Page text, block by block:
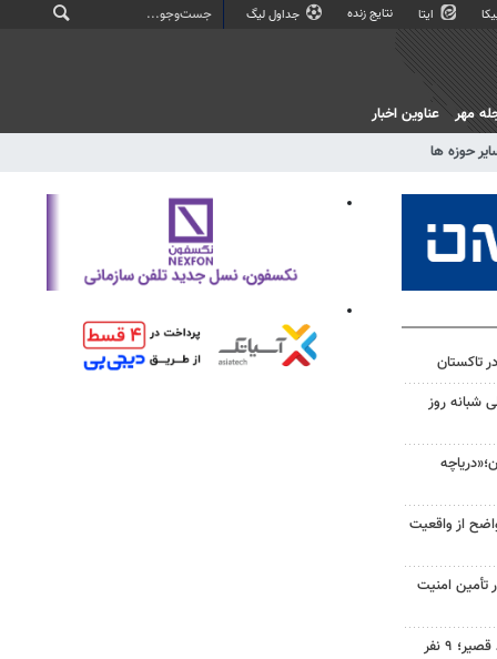
ایتا نتایج زنده جداول لیگ
حوزه ها
مهر عناوین اخبار
طی شبانه روز
از واقعیت
تأمین امنیت
سقوط آسانسور در خیابان احمد قصیر؛ ۹ نفر